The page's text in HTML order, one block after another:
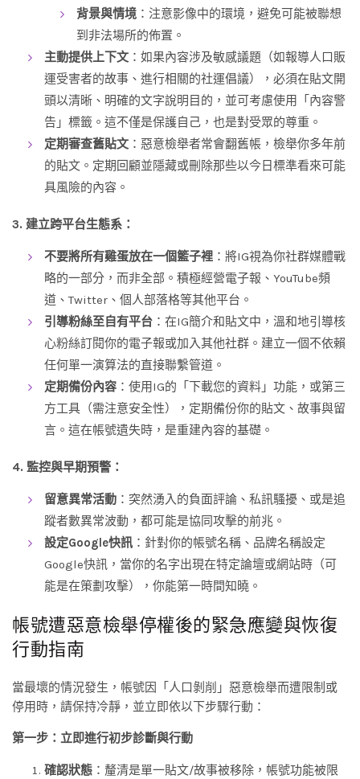
背景與情境 ：注意影像中的環境，避免可能被聯想
到非法場所的佈置。
主動提供上下文 ：如果內容涉及敏感議題（如報導人口販
運受害者的故事、進行相關的社運倡議），必須在貼文開
頭以清晰、明確的文字說明目的，並可考慮使用「內容警
告」標籤。這不僅是保護自己，也是對受眾的尊重。
定期審查舊貼文 ：惡意檢舉者常會翻舊帳，檢舉你多年前
的貼文。定期回顧並隱藏或刪除那些以今日標準看來可能
具風險的內容。
3. 建立跨平台生態系：
不要將所有雞蛋放在一個籃子裡 ：將IG視為你社群媒體戰
略的一部分，而非全部。積極經營電子報、YouTube頻
道、Twitter、個人部落格等其他平台。
引導粉絲至自有平台 ：在IG簡介和貼文中，溫和地引導核
心粉絲訂閱你的電子報或加入其他社群。建立一個不依賴
任何單一演算法的直接聯繫管道。
定期備份內容 ：使用IG的「下載您的資料」功能，或第三
方工具（需注意安全性），定期備份你的貼文、故事與留
言。這在帳號遺失時，是重建內容的基礎。
4. 監控與早期預警：
留意異常活動 ：突然湧入的負面評論、私訊騷擾、或是追
蹤者數異常波動，都可能是協同攻擊的前兆。
設定Google快訊 ：針對你的帳號名稱、品牌名稱設定
Google快訊，當你的名字出現在特定論壇或網站時（可
能是在策劃攻擊），你能第一時間知曉。
帳號遭惡意檢舉停權後的緊急應變與恢復
行動指南
當最壞的情況發生，帳號因「人口剝削」惡意檢舉而遭限制或
停用時，請保持冷靜，並立即依以下步驟行動：
第一步：立即進行初步診斷與行動
確認狀態 ：釐清是單一貼文/故事被移除，帳號功能被限